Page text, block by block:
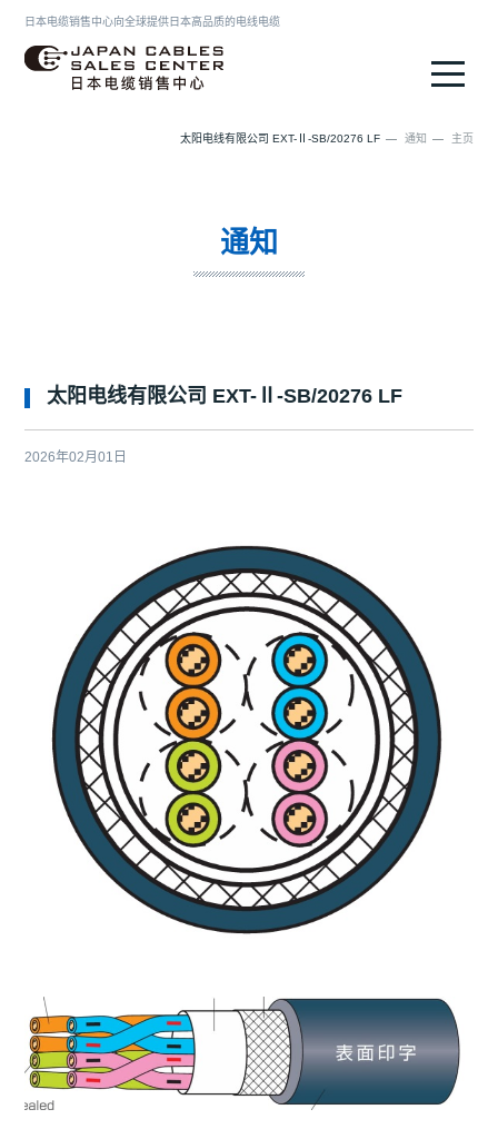
日本电缆销售中心向全球提供日本高品质的电线电缆
主页
通知
太阳电线有限公司 EXT-Ⅱ-SB/20276 LF
通知
太阳电线有限公司 EXT-Ⅱ-SB/20276 LF
2026年02月01日